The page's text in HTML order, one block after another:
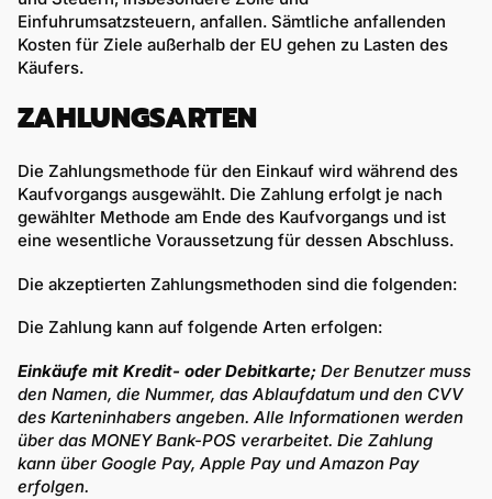
Einfuhrumsatzsteuern, anfallen. Sämtliche anfallenden
Kosten für Ziele außerhalb der EU gehen zu Lasten des
Käufers.
ZAHLUNGSARTEN
Die Zahlungsmethode für den Einkauf wird während des
Kaufvorgangs ausgewählt. Die Zahlung erfolgt je nach
gewählter Methode am Ende des Kaufvorgangs und ist
eine wesentliche Voraussetzung für dessen Abschluss.
Die akzeptierten Zahlungsmethoden sind die folgenden:
Die Zahlung kann auf folgende Arten erfolgen:
Einkäufe mit Kredit- oder Debitkarte; Der Benutzer muss
den Namen, die Nummer, das Ablaufdatum und den CVV
des Karteninhabers angeben. Alle Informationen werden
über das MONEY Bank-POS verarbeitet. Die Zahlung
kann über Google Pay, Apple Pay und Amazon Pay
erfolgen.